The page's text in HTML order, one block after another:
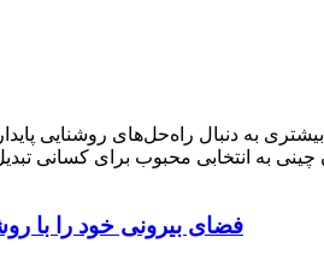
به دنبال راه‌حل‌های روشنایی
فضای بیرونی خود را با